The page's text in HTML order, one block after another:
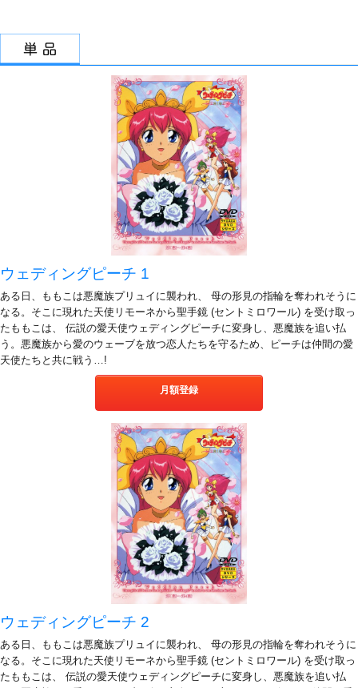
ウェディングピーチ 1
ある日、ももこは悪魔族プリュイに襲われ、 母の形見の指輪を奪われそうに
なる。そこに現れた天使リモーネから聖手鏡 (セントミロワール) を受け取っ
たももこは、 伝説の愛天使ウェディングピーチに変身し、悪魔族を追い払
う。悪魔族から愛のウェーブを放つ恋人たちを守るため、ピーチは仲間の愛
天使たちと共に戦う…!
月額登録
ウェディングピーチ 2
ある日、ももこは悪魔族プリュイに襲われ、 母の形見の指輪を奪われそうに
なる。そこに現れた天使リモーネから聖手鏡 (セントミロワール) を受け取っ
たももこは、 伝説の愛天使ウェディングピーチに変身し、悪魔族を追い払